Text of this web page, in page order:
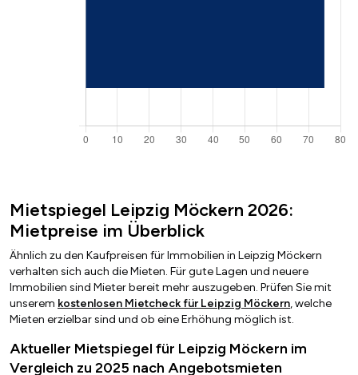
Mietspiegel Leipzig Möckern 2026:
Mietpreise im Überblick
Ähnlich zu den Kaufpreisen für Immobilien in Leipzig Möckern
verhalten sich auch die Mieten. Für gute Lagen und neuere
Immobilien sind Mieter bereit mehr auszugeben. Prüfen Sie mit
unserem kostenlosen Mietcheck für Leipzig Möckern, welche
Mieten erzielbar sind und ob eine Erhöhung möglich ist.
Aktueller Mietspiegel für Leipzig Möckern im
Vergleich zu 2025 nach Angebotsmieten